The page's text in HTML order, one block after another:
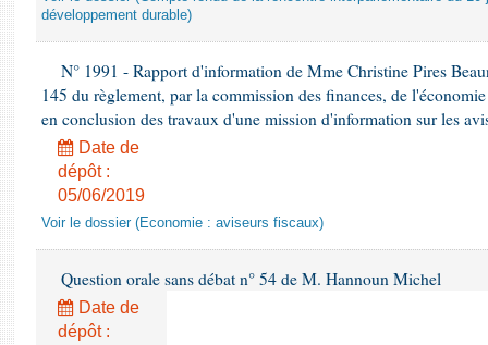
développement durable)
N° 1991 - Rapport d'information de Mme Christine Pires
145 du règlement, par la commission des finances, de
en conclusion des travaux d'une mission d'information sur les
Date de
dépôt :
05/06/2019
Voir le dossier (Economie : aviseurs fiscaux)
Question orale sans débat n° 54 de M. Hannoun Michel
Date de
dépôt :